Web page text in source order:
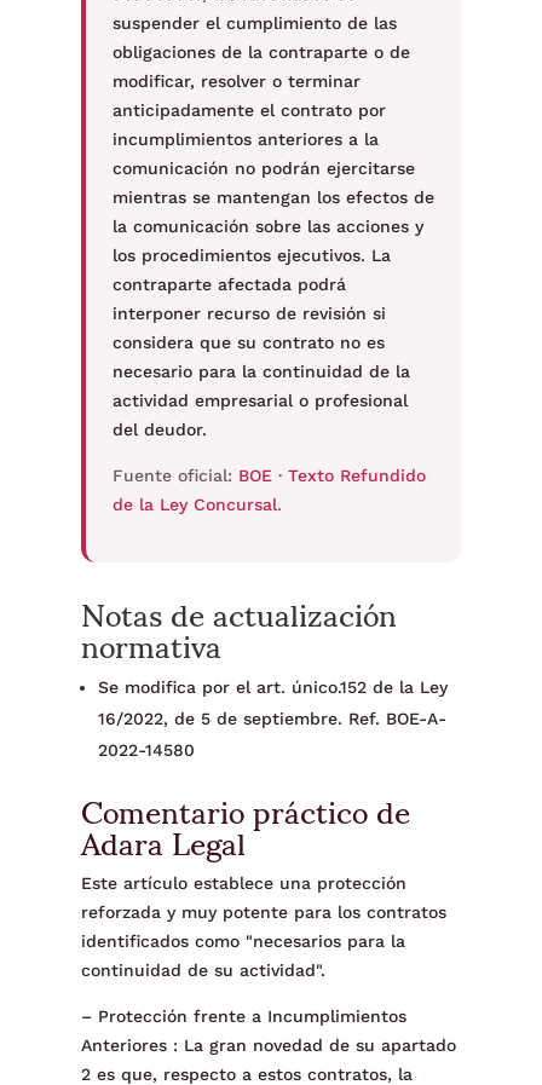
suspender el cumplimiento de las
obligaciones de la contraparte o de
modificar, resolver o terminar
anticipadamente el contrato por
incumplimientos anteriores a la
comunicación no podrán ejercitarse
mientras se mantengan los efectos de
la comunicación sobre las acciones y
los procedimientos ejecutivos. La
contraparte afectada podrá
interponer recurso de revisión si
considera que su contrato no es
necesario para la continuidad de la
actividad empresarial o profesional
del deudor.
Fuente oficial: BOE · Texto Refundido
de la Ley Concursal.
Notas de actualización
normativa
Se modifica por el art. único.152 de la Ley
16/2022, de 5 de septiembre. Ref. BOE-A-
2022-14580
Comentario práctico de
Adara Legal
Este artículo establece una protección
reforzada y muy potente para los contratos
identificados como "necesarios para la
continuidad de su actividad".
– Protección frente a Incumplimientos
Anteriores : La gran novedad de su apartado
2 es que, respecto a estos contratos, la